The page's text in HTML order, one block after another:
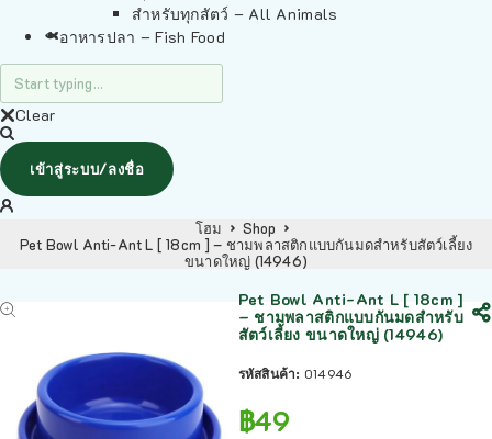
สำหรับทุกสัตว์ – All Animals
อาหารปลา – Fish Food
Clear
เข้าสู่ระบบ/ลงชื่อ
โฮม
Shop
Pet Bowl Anti-Ant L [ 18cm ] – ชามพลาสติกแบบกันมดสำหรับสัตว์เลี้ยง
ขนาดใหญ่ (14946)
Pet Bowl Anti-Ant L [ 18cm ]
– ชามพลาสติกแบบกันมดสำหรับ
สัตว์เลี้ยง ขนาดใหญ่ (14946)
รหัสสินค้า: 014946
฿49